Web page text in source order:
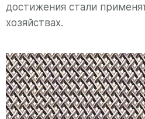
достижения стали
хозяйствах.